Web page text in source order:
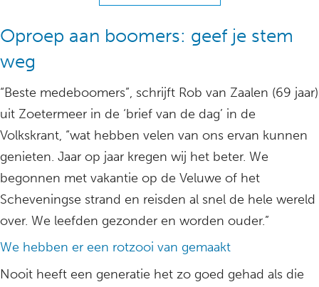
Oproep aan boomers: geef je stem
weg
“Beste medeboomers”, schrijft Rob van Zaalen (69 jaar)
uit Zoetermeer in de ‘brief van de dag’ in de
Volkskrant, “wat hebben velen van ons ervan kunnen
genieten. Jaar op jaar kregen wij het beter. We
begonnen met vakantie op de Veluwe of het
Scheveningse strand en reisden al snel de hele wereld
over. We leefden gezonder en worden ouder.”
We hebben er een rotzooi van gemaakt
Nooit heeft een generatie het zo goed gehad als die